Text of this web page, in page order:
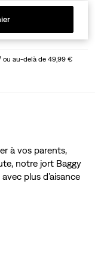
ou au-delà de 49,99 €
à vos parents,
notre jort Baggy
plus d’aisance